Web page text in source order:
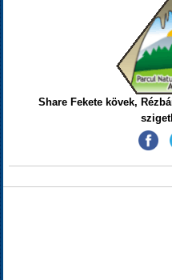
Share Fekete kövek,